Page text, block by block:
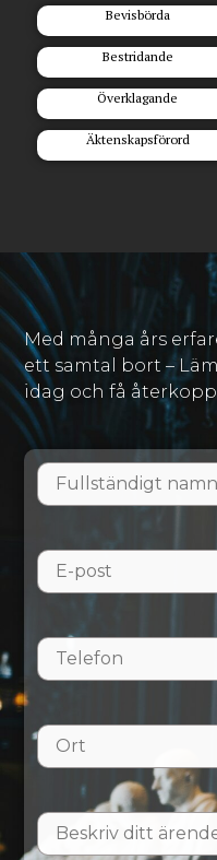
Bevisbörda
Bestridande
Överklagande
Äktenskapsförord
Med många års
ett samtal bort –
idag och få